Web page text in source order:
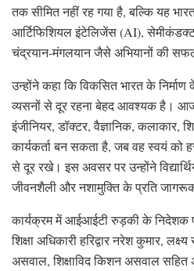
तक सीमित नहीं रह गया है, बल्कि यह
आर्टिफिशियल इंटेलिजेंस (AI),
चंद्रयान-मंगलयान जैसे अभियानों की
उन्होंने कहा कि विकसित भारत के
व्यसनों से दूर रहना बेहद आवश्यक है। आज
इंजीनियर, डॉक्टर, वैज्ञानिक, कलाकार,
कार्यकर्ता बन सकता है, जब वह स्वयं को
से दूर रखे। इस अवसर पर उन्होंने
जीवनशैली और नशामुक्ति के प्रति
कार्यक्रम में आईआईटी रुड़की के निदेशक
शिक्षा अधिकारी हरिद्वार नरेश कुमार,
असवाल, शिक्षाविद किशन असवाल